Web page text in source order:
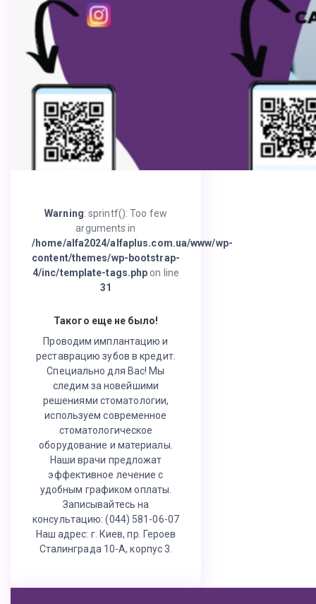
Warning: sprintf(): Too few
arguments in
/home/alfa2024/alfaplus.com.ua/www/wp-
content/themes/wp-bootstrap-
4/inc/template-tags.php on line
31
Такого еще не было!
Проводим имплантацию и
реставрацию зубов в кредит.
Специально для Вас! Мы
следим за новейшими
решениями стоматологии,
используем современное
стоматологическое
оборудование и материалы.
Наши врачи предложат
эффективное лечение с
удобным графиком оплаты.
Записывайтесь на
консультацию: (044) 581-06-07
Наш адрес: г. Киев, пр. Героев
Сталинграда 10-А, корпус 3.